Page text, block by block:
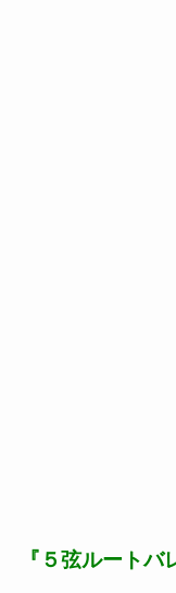
『５弦ルート